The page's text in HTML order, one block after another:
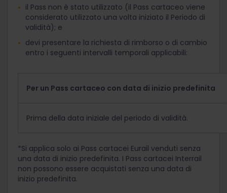
Se non si riesce ancora a visualizzare un ordine
rimborsabile, contattare senza indugi l'Assistenza
clienti di Eurail.
il Pass non è stato utilizzato (il Pass cartaceo viene
considerato utilizzato una volta iniziato il Periodo di
validità); e
devi presentare la richiesta di rimborso o di cambio
entro i seguenti intervalli temporali applicabili:
Per un Pass cartaceo con data di inizio predefinita
Prima della data iniziale del periodo di validità.
*Si applica solo ai Pass cartacei Eurail venduti senza
una data di inizio predefinita. I Pass cartacei Interrail
non possono essere acquistati senza una data di
inizio predefinita.